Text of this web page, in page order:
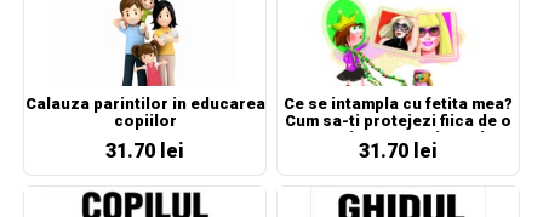
Calauza parintilor in educarea
copiilor
31.70 lei
Ce se intampla cu fetita mea?
Cum sa-ti protejezi fiica de o
maturitate prea timpurie
31.70 lei